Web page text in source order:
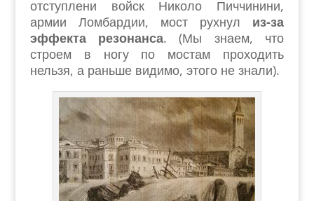
отступлени войск Николо Пиччинини,
армии Ломбардии, мост рухнул из-за
эффекта резонанса. (Мы знаем, что
строем в ногу по мостам проходить
нельзя, а раньше видимо, этого не знали).